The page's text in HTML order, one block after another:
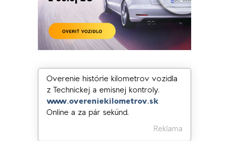
Overenie histórie kilometrov vozidla
z Technickej a emisnej kontroly.
www.overeniekilometrov.sk
Online a za pár sekúnd.
Reklama